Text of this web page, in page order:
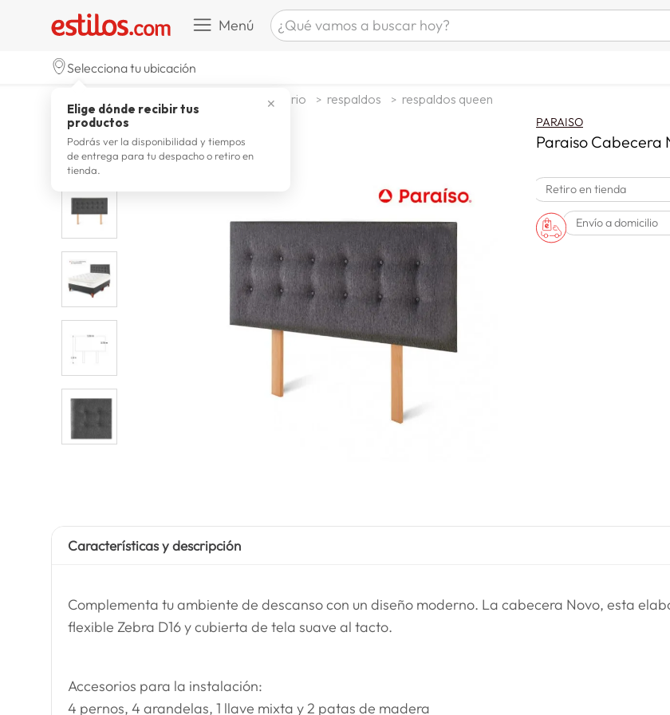
Menú ¿Qué vamos a buscar hoy?
zapatillas mujer
6. tv
7. laptop
8 . terrex
cocina
10. lavadora
Selecciona tu ubicación
✕
Elige dónde recibir tus
productos
Podrás ver la disponibilidad y tiempos
de entrega para tu despacho o retiro en
tienda.
muebles de dormitorio respaldos respaldos queen
PARAISO
Paraiso Cabecera
Retiro en tienda
Envío a domicilio
Características y descripción
Complementa tu ambiente de descanso con un diseño moderno. La cabecera Novo, esta
flexible Zebra D16 y cubierta de tela suave al tacto.
Accesorios para la instalación:
4 pernos, 4 arandelas, 1 llave mixta y 2 patas de madera